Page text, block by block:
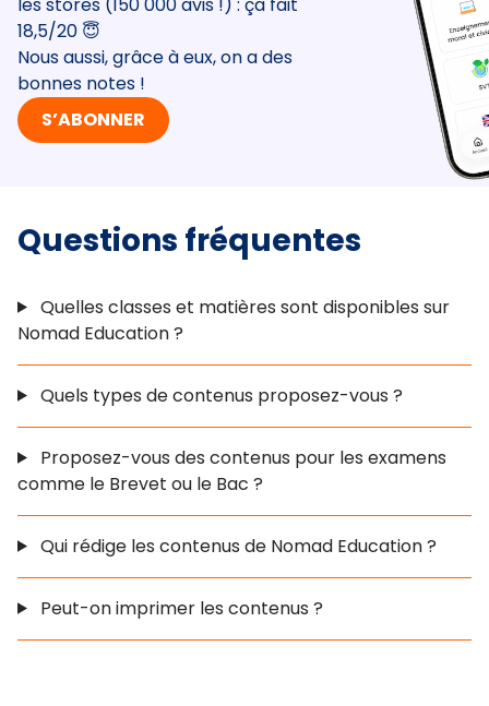
18,5/20 😇
Nous aussi, grâce à eux, on a des
bonnes notes !
S’ABONNER
Questions fréquentes
Quelles classes et matières sont disponibles sur
Nomad Education ?
Quels types de contenus proposez-vous ?
Proposez-vous des contenus pour les examens
comme le Brevet ou le Bac ?
Qui rédige les contenus de Nomad Education ?
Peut-on imprimer les contenus ?